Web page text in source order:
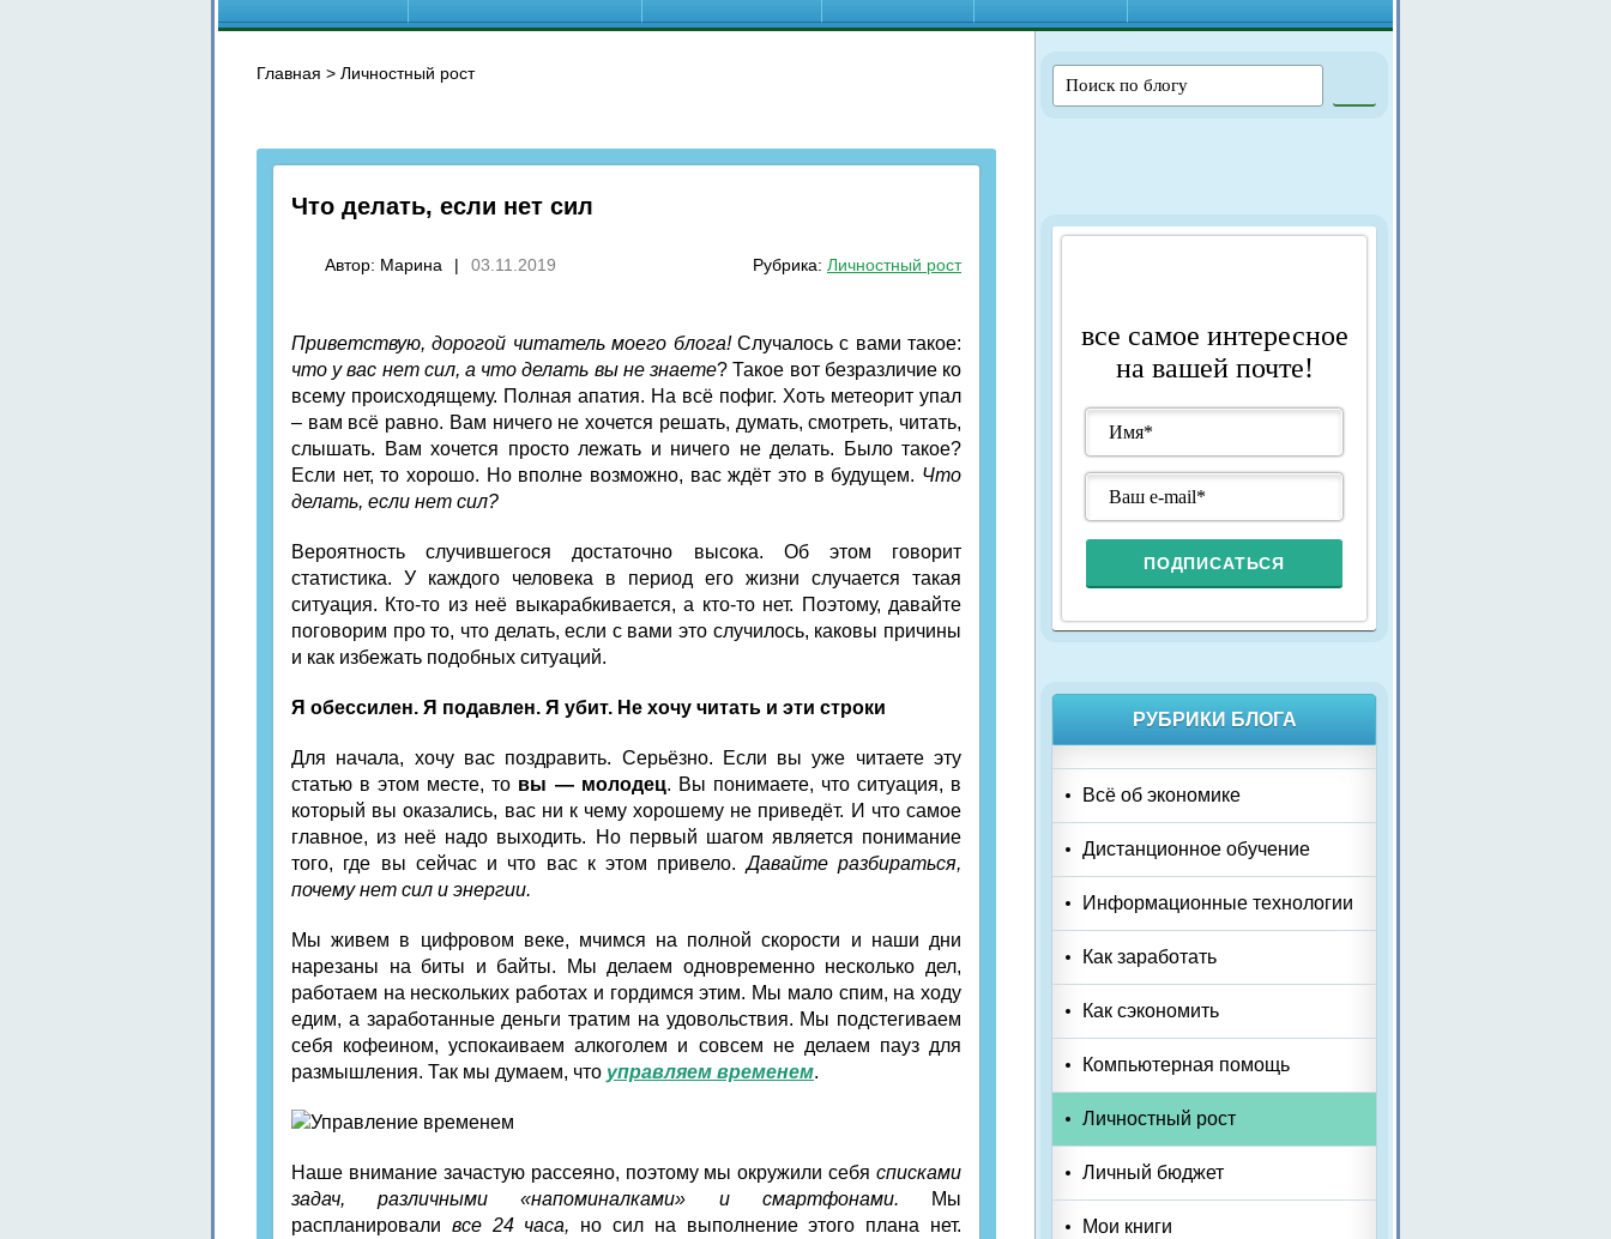
Главная > Личностный рост
Что делать, если нет сил
Автор: Марина | 03.11.2019 Рубрика: Личностный рост
Приветствую, дорогой читатель моего блога!Случалось с вами такое:
что у вас нет сил, а что делать вы не знаете? Такое вот безразличие ко
всему происходящему. Полная апатия. На всё пофиг. Хоть метеорит упал
– вам всё равно. Вам ничего не хочется решать, думать, смотреть, читать,
слышать. Вам хочется просто лежать и ничего не делать. Было такое?
Если нет, то хорошо. Но вполне возможно, вас ждёт это в будущем. Что
делать, если нет сил?
Вероятность случившегося достаточно высока. Об этом говорит
статистика. У каждого человека в период его жизни случается такая
ситуация. Кто-то из неё выкарабкивается, а кто-то нет. Поэтому, давайте
поговорим про то, что делать, если с вами это случилось, каковы причины
и как избежать подобных ситуаций.
Я обессилен. Я подавлен. Я убит. Не хочу читать и эти строки
Для начала, хочу вас поздравить. Серьёзно. Если вы уже читаете эту
статью в этом месте, то вы — молодец. Вы понимаете, что ситуация, в
который вы оказались, вас ни к чему хорошему не приведёт. И что самое
главное, из неё надо выходить. Но первый шагом является понимание
того, где вы сейчас и что вас к этом привело.Давайте разбираться,
почему нет сил и энергии.
Мы живем в цифровом веке, мчимся на полной скорости и наши дни
нарезаны на биты и байты. Мы делаем одновременно несколько дел,
работаем на нескольких работах и гордимся этим. Мы мало спим, на ходу
едим, а заработанные деньги тратим на удовольствия. Мы подстегиваем
себя кофеином, успокаиваем алкоголем и совсем не делаем пауз для
размышления. Так мы думаем, что управляем временем.
Наше внимание зачастую рассеяно, поэтому мы окружили себя списками
задач, различными «напоминалками» и смартфонами. Мы
распланировали все 24 часа, но сил на выполнение этого плана нет.
все самое интересное
на вашей почте!
РУБРИКИ БЛОГА
Всё об экономике
Дистанционное обучение
Информационные технологии
Как заработать
Как сэкономить
Компьютерная помощь
Личностный рост
Личный бюджет
Мои книги